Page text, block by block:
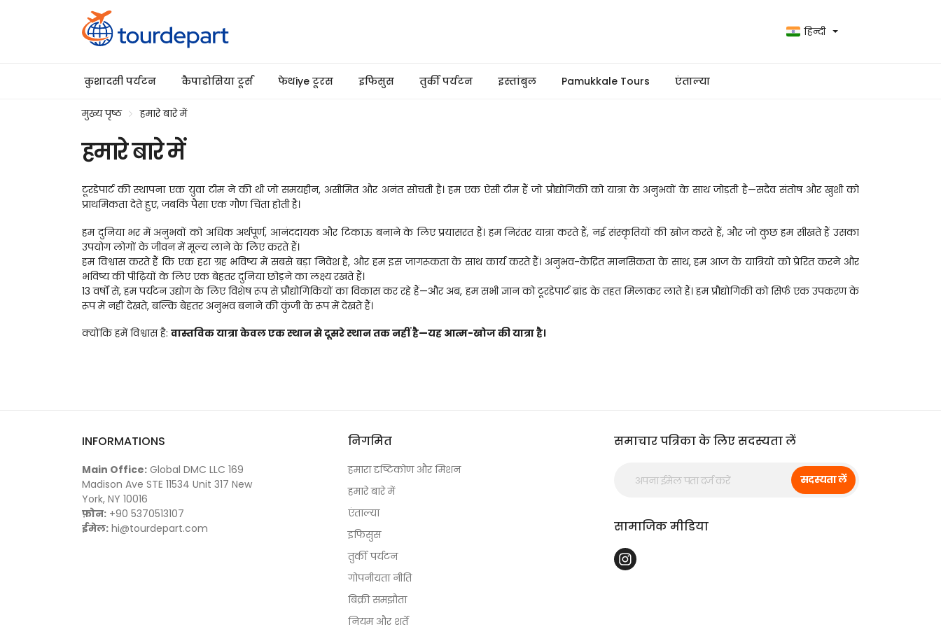
हिन्दी
कुशादसी पर्यटन कैपाडोसिया टूर्स फेथiye टूरस इफिसुस तुर्की पर्यटन इस्तांबुल Pamukkale Tours एंताल्या
मुख्य पृष्ठ हमारे बारे में
हमारे बारे में
टूरडेपार्ट की स्थापना एक युवा टीम ने की थी जो समयहीन, असीमित और अनंत सोचती है। हम एक ऐसी टीम हैं जो प्रौद्योगिकी को यात्रा के अनुभवों के साथ जोड़ती है—सदैव संतोष और खुशी को
प्राथमिकता देते हुए, जबकि पैसा एक गौण चिंता होती है।
हम दुनिया भर में अनुभवों को अधिक अर्थपूर्ण, आनंददायक और टिकाऊ बनाने के लिए प्रयासरत हैं। हम निरंतर यात्रा करते हैं, नई संस्कृतियों की खोज करते हैं, और जो कुछ हम सीखते हैं उसका
उपयोग लोगों के जीवन में मूल्य लाने के लिए करते हैं।
हम विश्वास करते हैं कि एक हरा ग्रह भविष्य में सबसे बड़ा निवेश है, और हम इस जागरूकता के साथ कार्य करते हैं। अनुभव-केंद्रित मानसिकता के साथ, हम आज के यात्रियों को प्रेरित करने और
भविष्य की पीढ़ियों के लिए एक बेहतर दुनिया छोड़ने का लक्ष्य रखते हैं।
13 वर्षों से, हम पर्यटन उद्योग के लिए विशेष रूप से प्रौद्योगिकियों का विकास कर रहे हैं—और अब, हम सभी ज्ञान को टूरडेपार्ट ब्रांड के तहत मिलाकर लाते हैं। हम प्रौद्योगिकी को सिर्फ एक उपकरण के
रूप में नहीं देखते, बल्कि बेहतर अनुभव बनाने की कुंजी के रूप में देखते हैं।
क्योंकि हमें विश्वास है: वास्तविक यात्रा केवल एक स्थान से दूसरे स्थान तक नहीं है—यह आत्म-खोज की यात्रा है।
INFORMATIONS
Main Office: Global DMC LLC 169
Madison Ave STE 11534 Unit 317 New
York, NY 10016
फ़ोन: +90 5370513107
ईमेल: hi@tourdepart.com
निगमित
हमारा दृष्टिकोण और मिशन
हमारे बारे में
एंताल्या
इफिसुस
तुर्की पर्यटन
गोपनीयता नीति
बिक्री समझौता
नियम और शर्तें
समाचार पत्रिका के लिए सदस्यता लें
सदस्यता लें
सामाजिक मीडिया